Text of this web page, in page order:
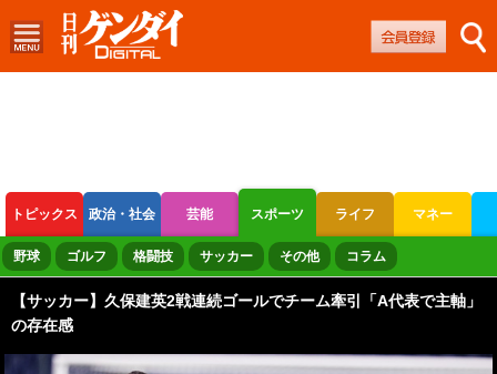
トピックス 政治・社会 芸能 スポーツ ライフ マネー
ボートレース 競輪 オートレース
野球 ゴルフ 格闘技 サッカー その他 コラム
【サッカー】久保建英2戦連続ゴールでチーム牽引「A代表で主軸」
の存在感